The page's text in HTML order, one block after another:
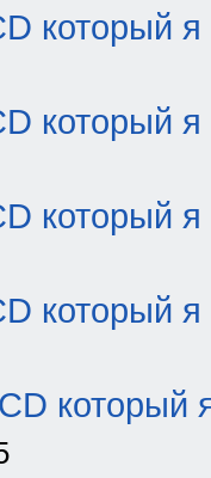
который я
который я
который я
который я
который